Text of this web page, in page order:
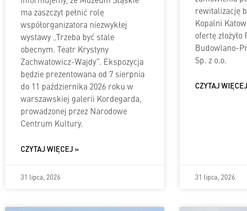
ma zaszczyt pełnić rolę
współorganizatora niezwykłej
wystawy „Trzeba być stale
obecnym. Teatr Krystyny
Zachwatowicz-Wajdy”. Ekspozycja
będzie prezentowana od 7 sierpnia
do 11 października 2026 roku w
warszawskiej galerii Kordegarda,
prowadzonej przez Narodowe
Centrum Kultury.
CZYTAJ WIĘCEJ »
31 lipca, 2026
rewitalizację
Kopalni
ofertę
Budowlano-
Sp. z o.o.
CZYTAJ
31 lipca, 2026